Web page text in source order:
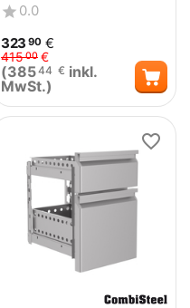
0.0
323 90 €
41500 €
(38544 € inkl.
MwSt.)